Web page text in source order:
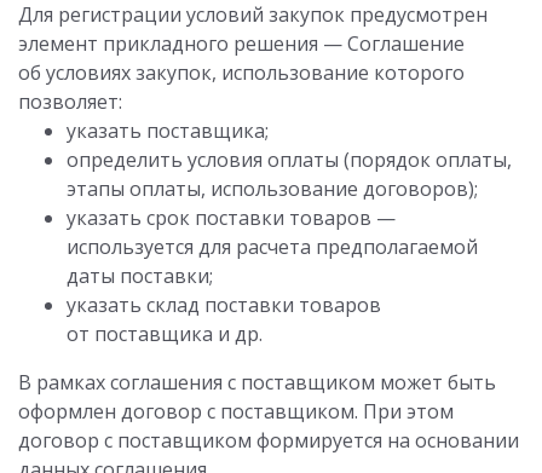
Для регистрации условий закупок предусмотрен
элемент прикладного решения — Соглашение
об условиях закупок, использование которого
позволяет:
указать поставщика;
определить условия оплаты (порядок оплаты,
этапы оплаты, использование договоров);
указать срок поставки товаров —
используется для расчета предполагаемой
даты поставки;
указать склад поставки товаров
от поставщика и др.
В рамках соглашения с поставщиком может быть
оформлен договор с поставщиком. При этом
договор с поставщиком формируется на основании